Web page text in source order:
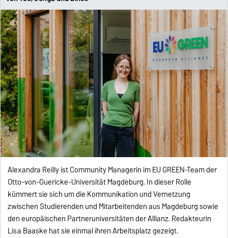
Alexandra Reilly ist Community Managerin im EU GREEN-Team der
Otto-von-Guericke-Universität Magdeburg. In dieser Rolle
kümmert sie sich um die Kommunikation und Vernetzung
zwischen Studierenden und Mitarbeitenden aus Magdeburg sowie
den europäischen Partneruniversitäten der Allianz. Redakteurin
Lisa Baaske hat sie einmal ihren Arbeitsplatz gezeigt.